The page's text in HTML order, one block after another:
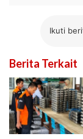
Ikuti
Berita Terkait